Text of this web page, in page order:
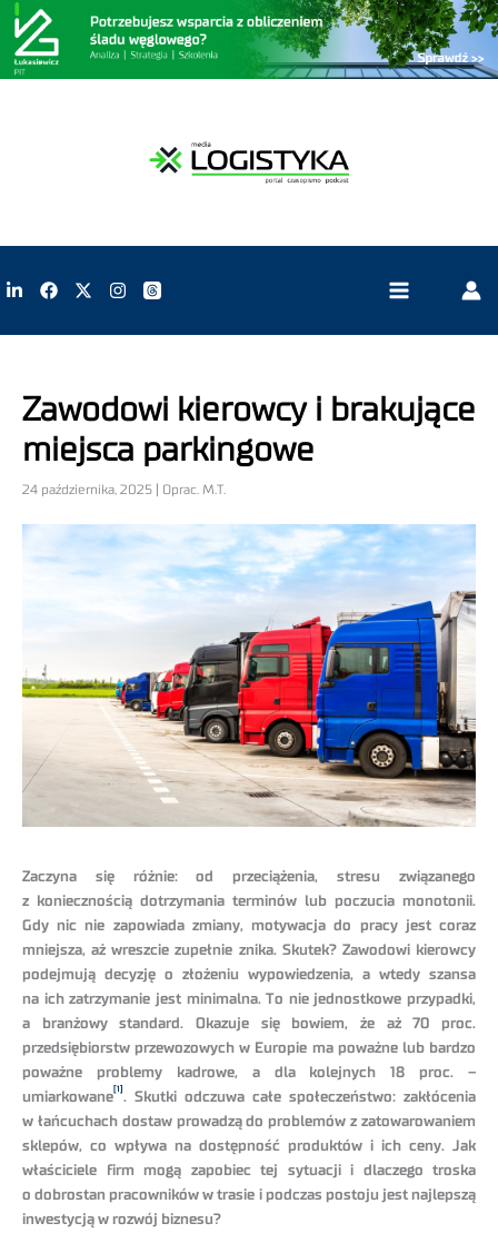
Zawodowi kierowcy i brakujące
miejsca parkingowe
24 października, 2025 | Oprac. M.T.
Zaczyna się różnie: od przeciążenia, stresu związanego
z koniecznością dotrzymania terminów lub poczucia monotonii.
Gdy nic nie zapowiada zmiany, motywacja do pracy jest coraz
mniejsza, aż wreszcie zupełnie znika. Skutek? Zawodowi kierowcy
podejmują decyzję o złożeniu wypowiedzenia, a wtedy szansa
na ich zatrzymanie jest minimalna. To nie jednostkowe przypadki,
a branżowy standard. Okazuje się bowiem, że aż 70 proc.
przedsiębiorstw przewozowych w Europie ma poważne lub bardzo
poważne problemy kadrowe, a dla kolejnych 18 proc. –
umiarkowane [1] . Skutki odczuwa całe społeczeństwo: zakłócenia
w łańcuchach dostaw prowadzą do problemów z zatowarowaniem
sklepów, co wpływa na dostępność produktów i ich ceny. Jak
właściciele firm mogą zapobiec tej sytuacji i dlaczego troska
o dobrostan pracowników w trasie i podczas postoju jest najlepszą
inwestycją w rozwój biznesu?